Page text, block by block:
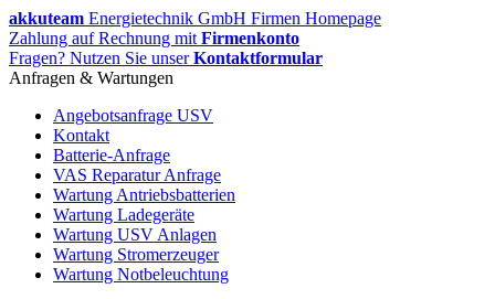
akkuteam Energietechnik GmbH Firmen Homepage
Zahlung auf Rechnung mit Firmenkonto
Fragen? Nutzen Sie unserKontaktformular
Anfragen & Wartungen
Angebotsanfrage USV
Kontakt
Batterie-Anfrage
VAS Reparatur Anfrage
Wartung Antriebsbatterien
Wartung Ladegeräte
Wartung USV Anlagen
Wartung Stromerzeuger
Wartung Notbeleuchtung